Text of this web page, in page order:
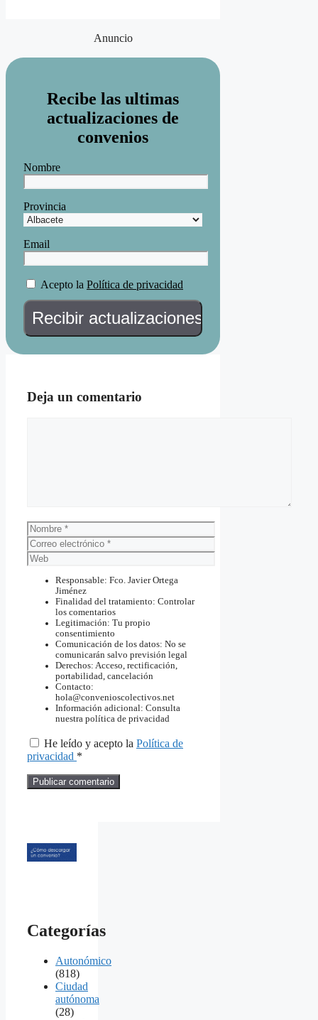
Anuncio
Recibe las ultimas
actualizaciones de
convenios
Nombre
Provincia
Email
Acepto la Política de privacidad
Deja un comentario
Nombre
Correo
electrónico
Web
Responsable: Fco. Javier Ortega
Jiménez
Finalidad del tratamiento: Controlar
los comentarios
Legitimación: Tu propio
consentimiento
Comunicación de los datos: No se
comunicarán salvo previsión legal
Derechos: Acceso, rectificación,
portabilidad, cancelación
Contacto:
hola@convenioscolectivos.net
Información adicional: Consulta
nuestra política de privacidad
He leído y acepto la Política de
privacidad *
Categorías
Autonómico
(818)
Ciudad
autónoma
(28)